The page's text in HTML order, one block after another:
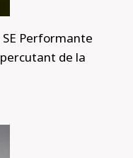
Performante
de la